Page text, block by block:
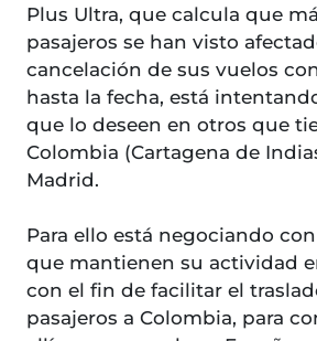
Plus Ultra, que calcula que
pasajeros se han visto
cancelación de sus vuelos
hasta la fecha, está
que lo deseen en otros que
Colombia (Cartagena de
Madrid.
Para ello está negociando
que mantienen su actividad
con el fin de facilitar el
pasajeros a Colombia, para